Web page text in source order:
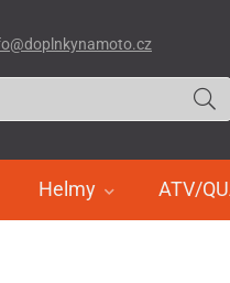
Helmy ATV/